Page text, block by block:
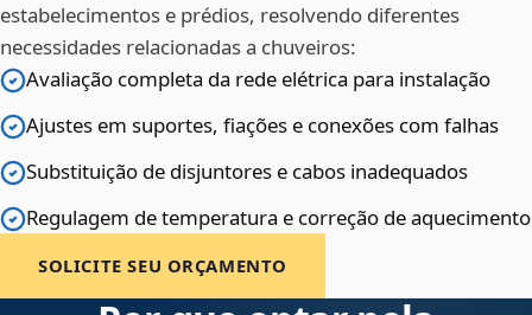
estabelecimentos e prédios, resolvendo diferentes
necessidades relacionadas a chuveiros:
Avaliação completa da rede elétrica para instalação
Ajustes em suportes, fiações e conexões com falhas
Substituição de disjuntores e cabos inadequados
Regulagem de temperatura e correção de aquecimento
SOLICITE SEU ORÇAMENTO